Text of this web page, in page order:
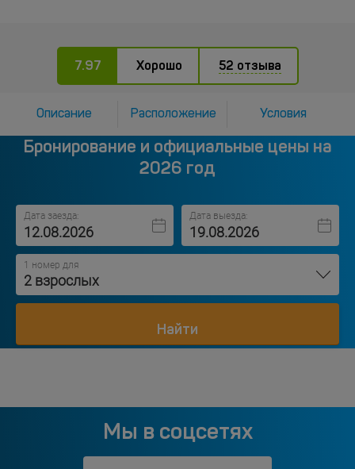
7.97 Хорошо 52 отзыва
Описание Расположение Условия
Бронирование и официальные цены на
2026 год
Дата заезда: Дата выезда:
1 номер для
2 взрослых
Найти
Мы в соцсетях